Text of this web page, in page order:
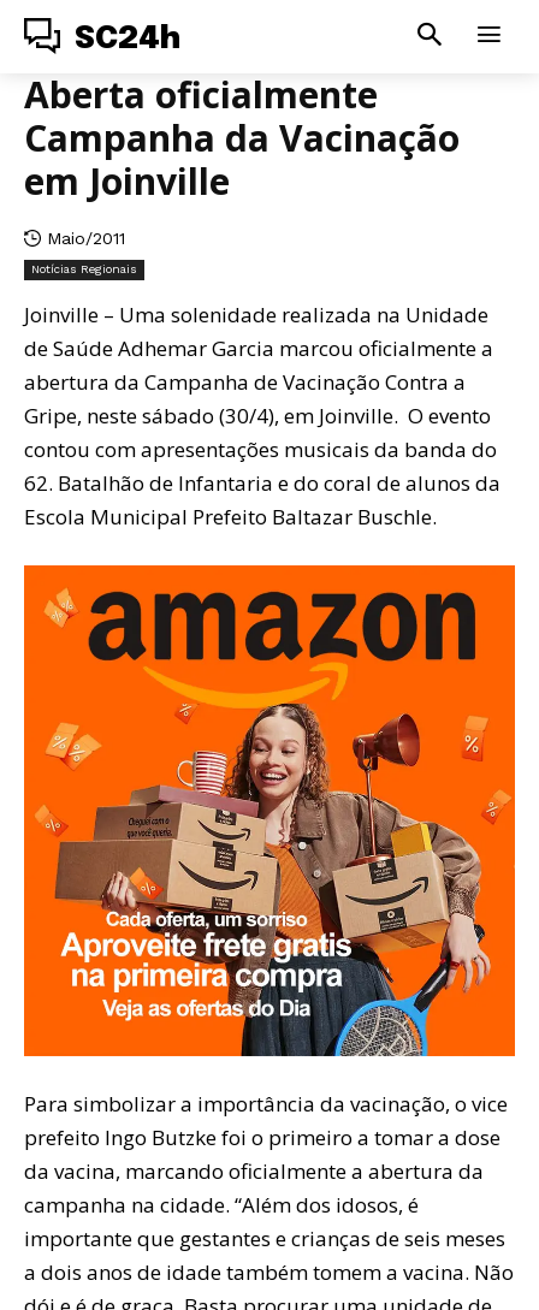
SC24h
Aberta oficialmente
Campanha da Vacinação
em Joinville
Maio/2011
Notícias Regionais
Joinville – Uma solenidade realizada na Unidade
de Saúde Adhemar Garcia marcou oficialmente a
abertura da Campanha de Vacinação Contra a
Gripe, neste sábado (30/4), em Joinville. O evento
contou com apresentações musicais da banda do
62. Batalhão de Infantaria e do coral de alunos da
Escola Municipal Prefeito Baltazar Buschle.
Para simbolizar a importância da vacinação, o vice
prefeito Ingo Butzke foi o primeiro a tomar a dose
da vacina, marcando oficialmente a abertura da
campanha na cidade. “Além dos idosos, é
importante que gestantes e crianças de seis meses
a dois anos de idade também tomem a vacina. Não